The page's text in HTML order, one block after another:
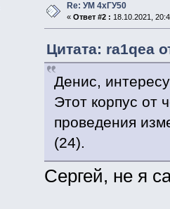
Re: УМ 4хГУ50
« Ответ #2 : 18.10.2021,
Цитата: ra1qea
Денис,
Этот корпус от
проведения
(24).
Сергей, не я